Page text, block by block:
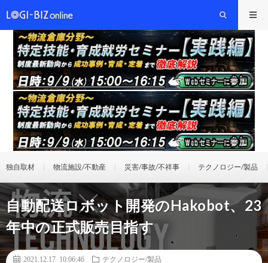
独自取材 物流施設/不動産 災害/事故/不祥事 テクノロジー/製品
自動配送ロボット開発のHakobot、23
年中の正式販売目指す
2021.12.17 10:06:46
テクノロジー/製品